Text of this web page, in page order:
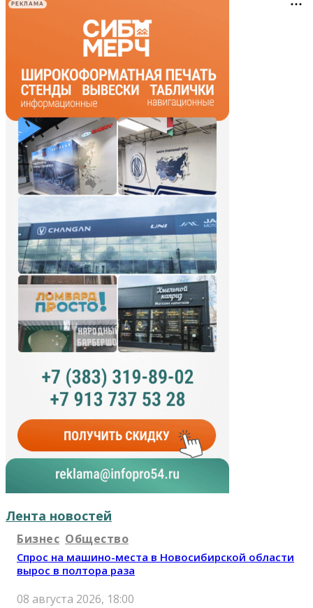
РЕКЛАМА
Лента новостей
Бизнес Общество
Спрос на машино-места в Новосибирской области
вырос в полтора раза
08 августа 2026, 18:00